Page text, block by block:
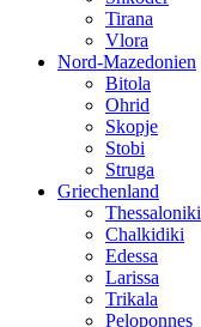
Tirana
Vlora
Nord-Mazedonien
Bitola
Ohrid
Skopje
Stobi
Struga
Griechenland
Thessaloniki
Chalkidiki
Edessa
Larissa
Trikala
Peloponnes